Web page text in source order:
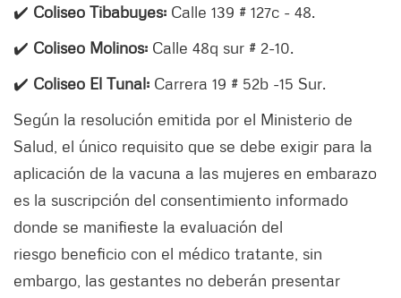
✔️ Coliseo Tibabuyes: Calle 139 # 127c - 48.
✔️ Coliseo Molinos: Calle 48q sur # 2-10.
✔️ Coliseo El Tunal: Carrera 19 # 52b -15 Sur.
Según la resolución emitida por el Ministerio de
Salud, el único requisito que se debe exigir para la
aplicación de la vacuna a las mujeres en embarazo
es la suscripción del consentimiento informado
donde se manifieste la evaluación del
riesgo beneficio con el médico tratante, sin
embargo, las gestantes no deberán presentar